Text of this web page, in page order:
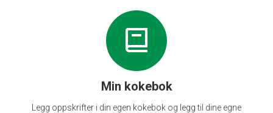
Min kokebok
Legg oppskrifter i din egen kokebok og legg til dine egne